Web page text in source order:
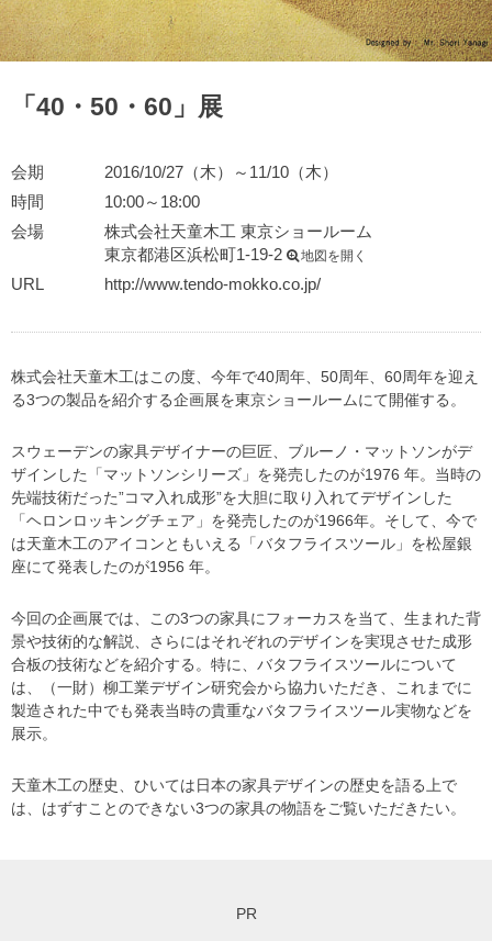
「40・50・60」展
会期
2016/10/27（木）～11/10（木）
時間
10:00～18:00
会場
株式会社天童木工 東京ショールーム
東京都港区浜松町1-19-2
地図を開く
URL http://www.tendo-mokko.co.jp/
株式会社天童木工はこの度、今年で40周年、50周年、60周年を迎え
る3つの製品を紹介する企画展を東京ショールームにて開催する。
スウェーデンの家具デザイナーの巨匠、ブルーノ・マットソンがデ
ザインした「マットソンシリーズ」を発売したのが1976 年。当時の
先端技術だった”コマ入れ成形”を大胆に取り入れてデザインした
「ヘロンロッキングチェア」を発売したのが1966年。そして、今で
は天童木工のアイコンともいえる「バタフライスツール」を松屋銀
座にて発表したのが1956 年。
今回の企画展では、この3つの家具にフォーカスを当て、生まれた背
景や技術的な解説、さらにはそれぞれのデザインを実現させた成形
合板の技術などを紹介する。特に、バタフライスツールについて
は、（一財）柳工業デザイン研究会から協力いただき、これまでに
製造された中でも発表当時の貴重なバタフライスツール実物などを
展示。
天童木工の歴史、ひいては日本の家具デザインの歴史を語る上で
は、はずすことのできない3つの家具の物語をご覧いただきたい。
PR